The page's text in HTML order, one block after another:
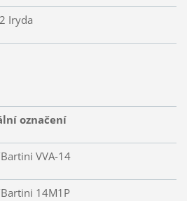
Iryda
označení
VVA-14
14M1P